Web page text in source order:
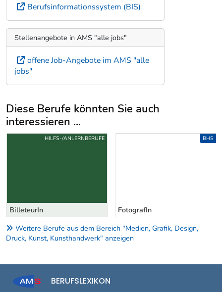
Berufsinformationssystem (BIS)
Stellenangebote in AMS "alle jobs"
offene Job-Angebote im AMS "alle
jobs"
Diese Berufe könnten Sie auch
interessieren ...
Uber weitere Berufsvorschläge
BilleteurIn
HILFS-/ANLERNBERUFE
FotografIn
BHS
Weitere Berufe aus dem Bereich "Medien, Grafik, Design,
Druck, Kunst, Kunsthandwerk" anzeigen
BERUFSLEXIKON